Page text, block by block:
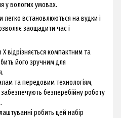
у вологих умовах.
легко встановлюються на вудки і
заощадити час і
відрізняється компактним та
його зручним для
та передовим технологіям,
безперебійну роботу
робить цей набір